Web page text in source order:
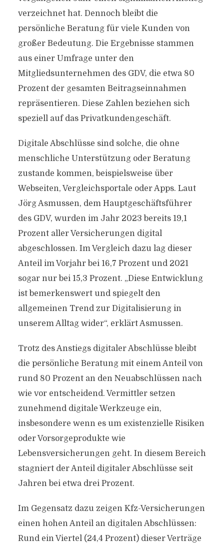
verzeichnet hat. Dennoch bleibt die
persönliche Beratung für viele Kunden von
großer Bedeutung. Die Ergebnisse stammen
aus einer Umfrage unter den
Mitgliedsunternehmen des GDV, die etwa 80
Prozent der gesamten Beitragseinnahmen
repräsentieren. Diese Zahlen beziehen sich
speziell auf das Privatkundengeschäft.
Digitale Abschlüsse sind solche, die ohne
menschliche Unterstützung oder Beratung
zustande kommen, beispielsweise über
Webseiten, Vergleichsportale oder Apps. Laut
Jörg Asmussen, dem Hauptgeschäftsführer
des GDV, wurden im Jahr 2023 bereits 19,1
Prozent aller Versicherungen digital
abgeschlossen. Im Vergleich dazu lag dieser
Anteil im Vorjahr bei 16,7 Prozent und 2021
sogar nur bei 15,3 Prozent. „Diese Entwicklung
ist bemerkenswert und spiegelt den
allgemeinen Trend zur Digitalisierung in
unserem Alltag wider“, erklärt Asmussen.
Trotz des Anstiegs digitaler Abschlüsse bleibt
die persönliche Beratung mit einem Anteil von
rund 80 Prozent an den Neuabschlüssen nach
wie vor entscheidend. Vermittler setzen
zunehmend digitale Werkzeuge ein,
insbesondere wenn es um existenzielle Risiken
oder Vorsorgeprodukte wie
Lebensversicherungen geht. In diesem Bereich
stagniert der Anteil digitaler Abschlüsse seit
Jahren bei etwa drei Prozent.
Im Gegensatz dazu zeigen Kfz-Versicherungen
einen hohen Anteil an digitalen Abschlüssen:
Rund ein Viertel (24,4 Prozent) dieser Verträge